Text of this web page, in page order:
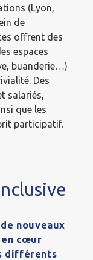
(Lyon,
de
offrent des
espaces
buanderie…)
Des
salariés,
que les
participatif.
nouveaux
en cœur
différents